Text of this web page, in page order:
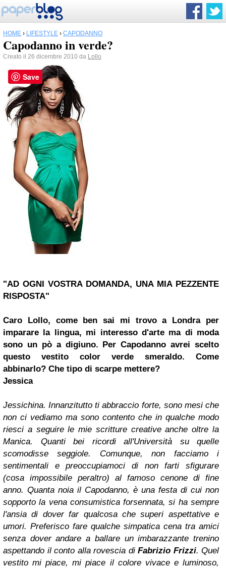
HOME › LIFESTYLE › CAPODANNO
Capodanno in verde?
Creato il 26 dicembre 2010 da Lollo
"AD OGNI VOSTRA DOMANDA, UNA MIA PEZZENTE
RISPOSTA"
Caro Lollo, come ben sai mi trovo a Londra per
imparare la lingua, mi interesso d'arte ma di moda
sono un pò a digiuno. PerCapodanno avrei scelto
questo vestito color verde smeraldo. Come
abbinarlo? Che tipo di scarpe mettere?
Jessica
Jessichina. Innanzitutto ti abbraccio forte, sono mesi che
non ci vediamo ma sono contento che in qualche modo
riesci a seguire le mie scritture creative anche oltre la
Manica. Quanti bei ricordi all'Università su quelle
scomodisse seggiole. Comunque, non facciamo i
sentimentali e preoccupiamoci di non farti sfigurare
(cosa impossibile peraltro) al famoso cenone di fine
anno. Quanta noia il Capodanno, è una festa di cui non
sopporto la vena consumistica forsennata, si ha sempre
l'ansia di dover far qualcosa che superi aspettative e
umori. Preferisco fare qualche simpatica cena tra amici
senza dover andare a ballare un imbarazzante trenino
aspettando il conto alla rovescia di Fabrizio Frizzi. Quel
vestito mi piace, mi piace il colore vivace e luminoso,
Save